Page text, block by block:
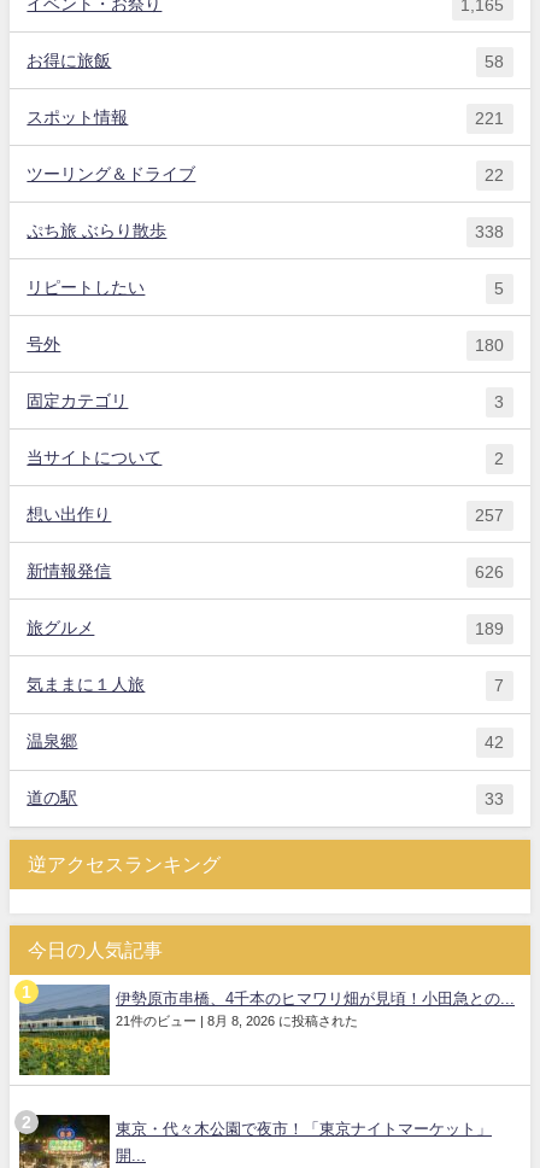
1,165
お得に旅飯 58
スポット情報 221
ツーリング＆ドライブ 22
ぷち旅 ぶらり散歩 338
リピートしたい 5
号外 180
固定カテゴリ 3
当サイトについて 2
想い出作り 257
新情報発信 626
旅グルメ 189
気ままに１人旅 7
温泉郷 42
道の駅 33
逆アクセスランキング
今日の人気記事
伊勢原市串橋、4千本のヒマワリ畑が見頃！小田急との...
21件のビュー | 8月 8, 2026 に投稿された
東京・代々木公園で夜市！「東京ナイトマーケット」
開...